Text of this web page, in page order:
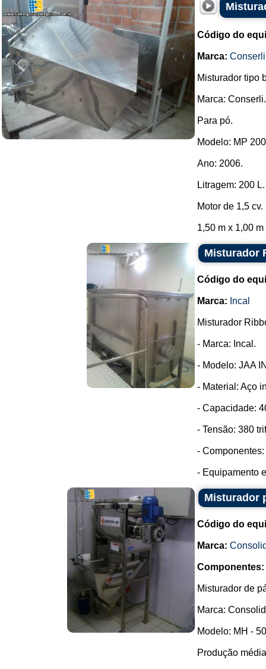
Código do
Marca: Conserli
Misturador tipo
Marca: Conserli.
Para pó.
Modelo: MP
Ano: 2006.
Litragem: 200 L.
Motor de 1,5 cv.
1,50 m x 1,00
Misturador
Código do
Marca: Incal
Misturador
- Marca: Incal.
- Modelo: JAA
- Material: Aço
- Capacidade:
- Tensão: 380
-
- Equipamento
Misturador
Código do
Marca:
Componentes:
Misturador de
Marca:
Modelo: MH -
Produção